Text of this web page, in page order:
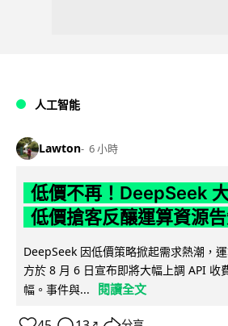
人工智能
Lawton 6 小時
低價不再！DeepSeek
低價搶客反釀運算資源
DeepSeek 因低價策略掀起需求熱潮，
方於 8 月 6 日宣布即將大幅上調 API 收
幅。事件與...
閱讀全文